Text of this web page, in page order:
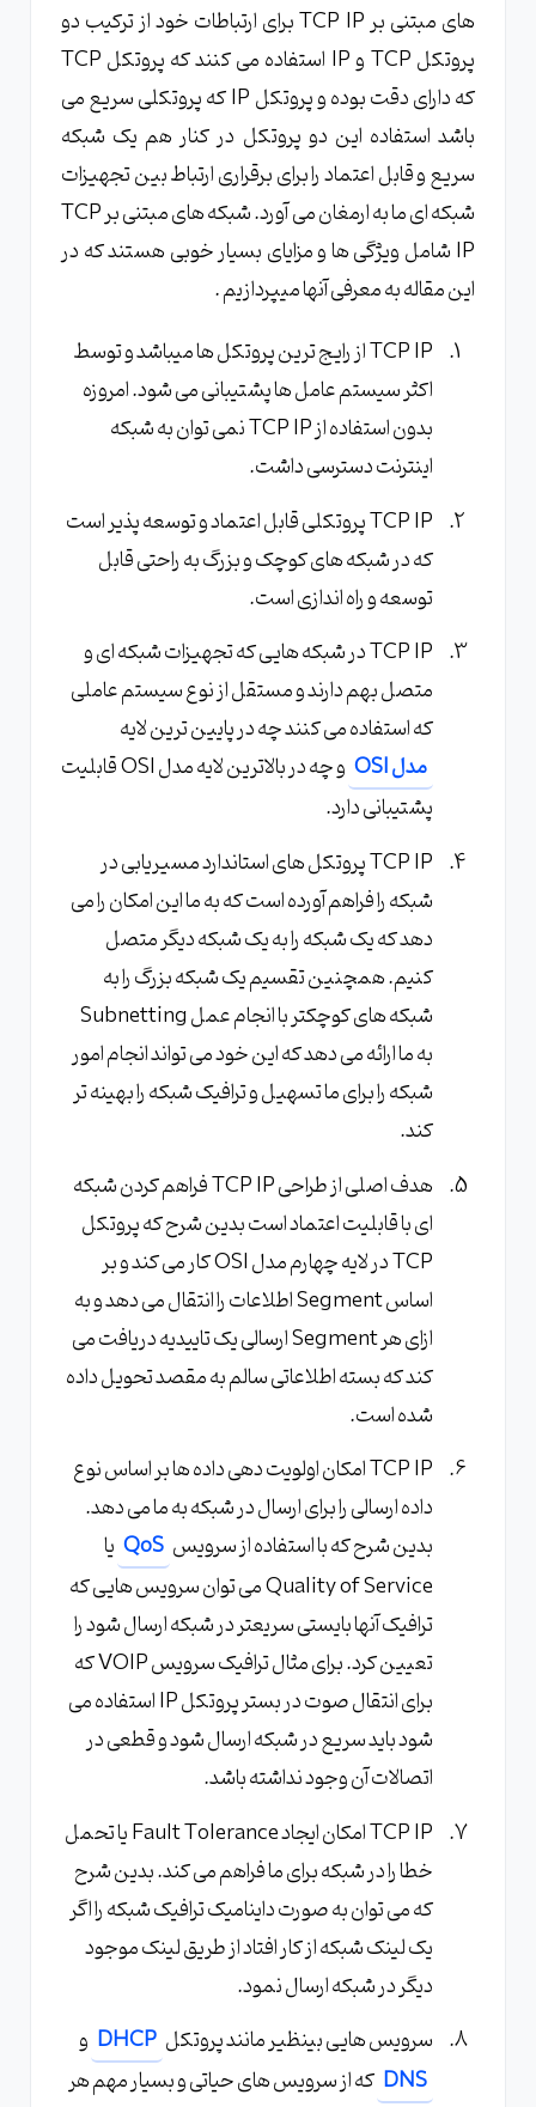
های مبتنی بر TCP IP برای ارتباطات خود از ترکیب دو
پروتکل TCP و IP استفاده می کنند که پروتکل TCP
که دارای دقت بوده و پروتکل IP که پروتکلی سریع می
باشد استفاده این دو پروتکل در کنار هم یک شبکه
سریع و قابل اعتماد را برای برقراری ارتباط بین تجهیزات
شبکه ای ما به ارمغان می آورد. شبکه های مبتنی بر TCP
IP شامل ویژگی ها و مزایای بسیار خوبی هستند که در
این مقاله به معرفی آنها میپردازیم .
TCP IP از رایج ترین پروتکل ها میباشد و توسط
اکثر سیستم عامل ها پشتیبانی می شود. امروزه
بدون استفاده از TCP IP نمی توان به شبکه
اینترنت دسترسی داشت.
TCP IP پروتکلی قابل اعتماد و توسعه پذیر است
که در شبکه های کوچک و بزرگ به راحتی قابل
توسعه و راه اندازی است.
TCP IP در شبکه هایی که تجهیزات شبکه ای و
متصل بهم دارند و مستقل از نوع سیستم عاملی
که استفاده می کنند چه در پایین ترین لایه
مدل OSI
و چه در بالاترین لایه مدل OSI قابلیت
پشتیبانی دارد.
TCP IP پروتکل های استاندارد مسیریابی در
شبکه را فراهم آورده است که به ما این امکان را می
دهد که یک شبکه را به یک شبکه دیگر متصل
کنیم. همچنین تقسیم یک شبکه بزرگ را به
شبکه های کوچکتر با انجام عمل Subnetting
به ما ارائه می دهد که این خود می تواند انجام امور
شبکه را برای ما تسهیل و ترافیک شبکه را بهینه تر
کند.
هدف اصلی از طراحی TCP IP فراهم کردن شبکه
ای با قابلیت اعتماد است بدین شرح که پروتکل
TCP در لایه چهارم مدل OSI کار می کند و بر
اساس Segment اطلاعات را انتقال می دهد و به
ازای هر Segment ارسالی یک تاییدیه دریافت می
کند که بسته اطلاعاتی سالم به مقصد تحویل داده
شده است.
TCP IP امکان اولویت دهی داده ها بر اساس نوع
داده ارسالی را برای ارسال در شبکه به ما می دهد.
بدین شرح که با استفاده از سرویس QoS یا
Quality of Service می توان سرویس هایی که
ترافیک آنها بایستی سریعتر در شبکه ارسال شود را
تعیین کرد. برای مثال ترافیک سرویس VOIP که
برای انتقال صوت در بستر پروتکل IP استفاده می
شود باید سریع در شبکه ارسال شود و قطعی در
اتصالات آن وجود نداشته باشد.
TCP IP امکان ایجاد Fault Tolerance یا تحمل
خطا را در شبکه برای ما فراهم می کند. بدین شرح
که می توان به صورت داینامیک ترافیک شبکه را اگر
یک لینک شبکه از کار افتاد از طریق لینک موجود
دیگر در شبکه ارسال نمود.
سرویس هایی بینظیر مانند پروتکل DHCP و
DNS که از سرویس های حیاتی و بسیار مهم هر